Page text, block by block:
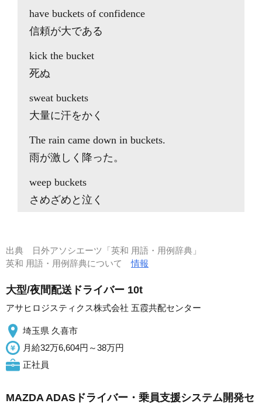
have buckets of confidence
信頼が大である
kick the bucket
死ぬ
sweat buckets
大量に汗をかく
The rain came down in buckets.
雨が激しく降った。
weep buckets
さめざめと泣く
出典
日外アソシエーツ「英和 用語・用例辞典」
英和 用語・用例辞典について情報
大型/夜間配送ドライバー 10t
アサヒロジスティクス株式会社 五霞共配センター
埼玉県 久喜市
月給32万6,604円～38万円
正社員
MAZDA ADASドライバー・乗員支援システム開発セ